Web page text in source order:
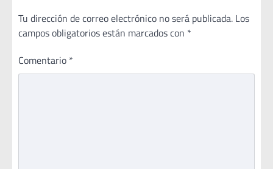
Tu dirección de correo electrónico no será publicada. Los
campos obligatorios están marcados con *
Comentario *